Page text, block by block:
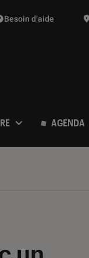
de produits
Besoin d’aide
AGENDA